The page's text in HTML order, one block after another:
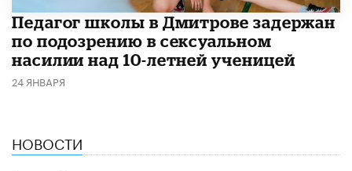
Педагог школы в Дмитрове задержан
по подозрению в сексуальном
насилии над 10-летней ученицей
24 ЯНВАРЯ
НОВОСТИ